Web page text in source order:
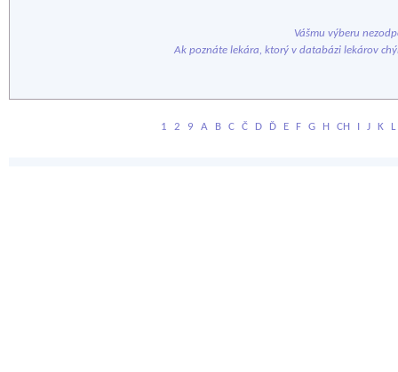
Vášmu výberu
Ak poznáte lekára, ktorý v databázi lekárov
1 2 9 A B C Č D Ď E F G H CH I J K L